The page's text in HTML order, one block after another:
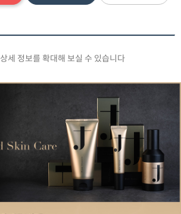
상세 정보를 확대해 보실 수 있습니다